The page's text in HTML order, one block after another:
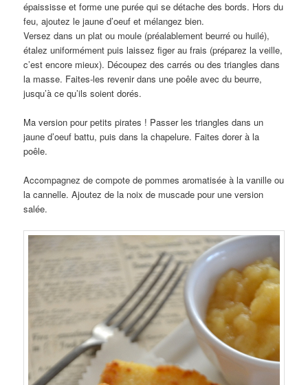
épaississe et forme une purée qui se détache des bords. Hors du
feu, ajoutez le jaune d’oeuf et mélangez bien.
Versez dans un plat ou moule (préalablement beurré ou huilé),
étalez uniformément puis laissez figer au frais (préparez la veille,
c’est encore mieux). Découpez des carrés ou des triangles dans
la masse. Faites-les revenir dans une poêle avec du beurre,
jusqu’à ce qu’ils soient dorés.
Ma version pour petits pirates ! Passer les triangles dans un
jaune d’oeuf battu, puis dans la chapelure. Faites dorer à la
poêle.
Accompagnez de compote de pommes aromatisée à la vanille ou
la cannelle. Ajoutez de la noix de muscade pour une version
salée.